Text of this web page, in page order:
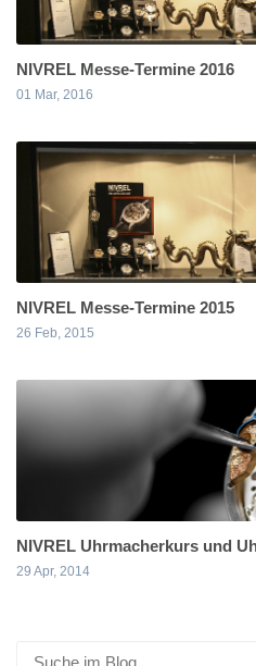
NIVREL Messe-Termine 2016
01 Mar, 2016
NIVREL Messe-Termine 2015
26 Feb, 2015
NIVREL Uhrmacherkurs und
29 Apr, 2014